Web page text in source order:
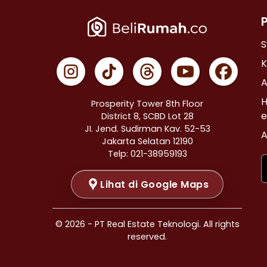
Properti Dijual di Johar Baru >
Properti Dijual di Menteng >
Properti Dijual di Tanah Abang >
Properti Dijual di Kramat >
Properti Dijual di Bendungan Hilir >
Properti Dijual di Jakarta Selatan >
Properti Dijual di Cilandak >
Properti Dijual di Gandaria Selatan >
Properti Dijual di Cipete Selatan >
Properti Dijual di Lenteng Agung >
Properti Dijual di Pondok Pinang >
Properti Dijual di Kebayoran Baru >
Properti Dijual di Mampang Prapatan >
Prosperity Tower 8th Floor
District 8, SCBD Lot 28
JI. Jend. Sudirman Kav. 52-53
Jakarta Selatan 12190
Telp: 021-38959193
Lihat di Google Maps
© 2026 - PT Real Estate Teknologi. All rights
reserved.